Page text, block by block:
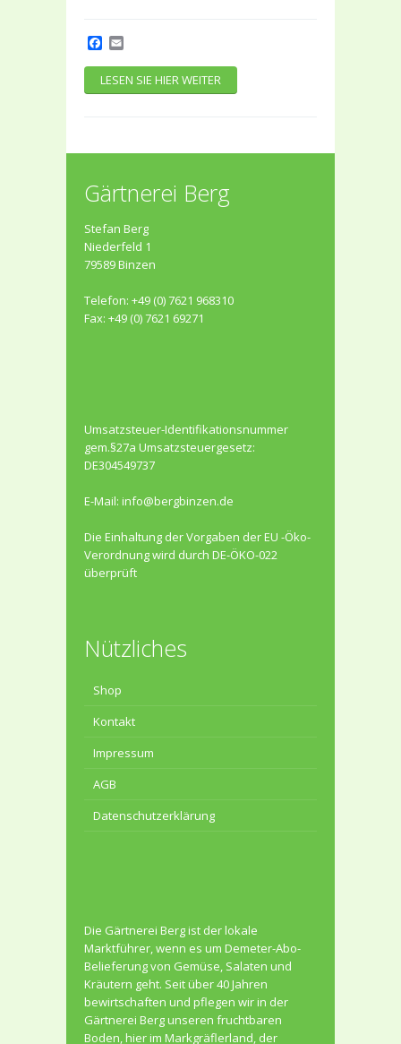
Facebook
LESEN SIE HIER WEITER
Gärtnerei Berg
Stefan Berg
Niederfeld 1
79589 Binzen
Telefon: +49 (0) 7621 968310
Fax: +49 (0) 7621 69271
Umsatzsteuer-Identifikationsnummer
gem.§27a Umsatzsteuergesetz:
DE304549737
E-Mail: info@bergbinzen.de
Die Einhaltung der Vorgaben der EU -Öko-
Verordnung wird durch DE-ÖKO-022
überprüft
Nützliches
Shop
Kontakt
Impressum
AGB
Datenschutzerklärung
Die Gärtnerei Berg ist der lokale
Marktführer, wenn es um Demeter-Abo-
Belieferung von Gemüse, Salaten und
Kräutern geht. Seit über 40 Jahren
bewirtschaften und pflegen wir in der
Gärtnerei Berg unseren fruchtbaren
Boden, hier im Markgräflerland, der